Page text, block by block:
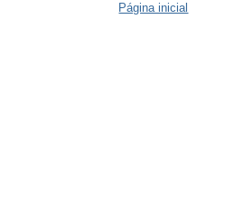
Página inicial